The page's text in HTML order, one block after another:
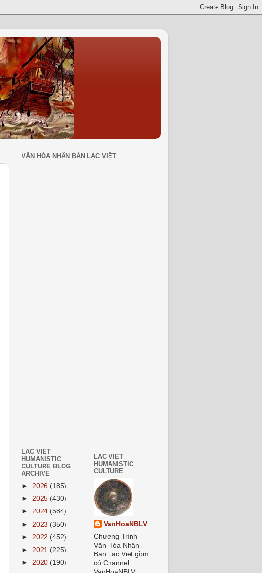
VĂN HÓA NHÂN BẢN LẠC VIỆT
LAC VIET
HUMANISTIC
CULTURE BLOG
ARCHIVE
► 2026 (185)
► 2025 (430)
► 2024 (584)
► 2023 (350)
► 2022 (452)
► 2021 (225)
► 2020 (190)
LAC VIET
HUMANISTIC
CULTURE
VanHoaNBLV
Chương Trình
Văn Hóa Nhân
Bản Lạc Việt gồm
có Channel